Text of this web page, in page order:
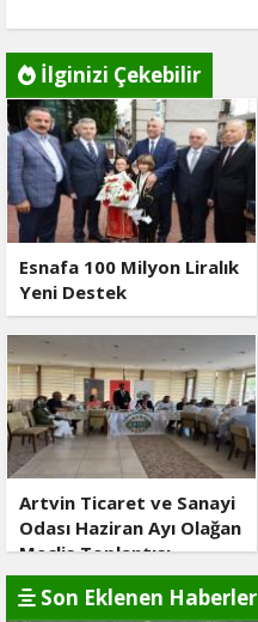
İlginizi Çekebilir
Esnafa 100 Milyon Liralık
Yeni Destek
Artvin Ticaret ve Sanayi
Odası Haziran Ayı Olağan
Meclis Toplantısı
Ardanuç’ta Yapıldı
Son Eklenen Haberler